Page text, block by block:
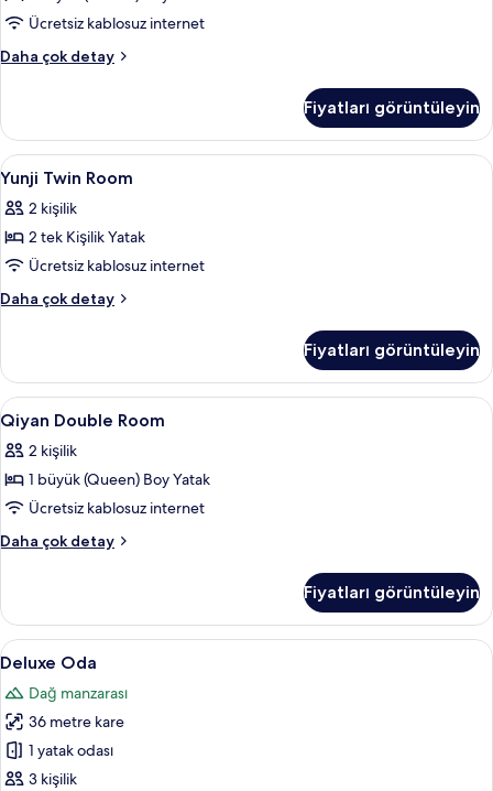
tüm
fotoğrafları
Ücretsiz kablosuz internet
Daha çok detay
Yunji
daha
fazla
detay
Fiyatları görüntüleyin
Yunji
Twin
Room
için
tüm
fotoğrafları
Kaliteli yatak takımı, ücretsiz minibar,
6
Yunji Twin Room
2 kişilik
2 tek Kişilik Yatak
Ücretsiz kablosuz internet
Daha çok detay
Yunji
daha
fazla
detay
Fiyatları görüntüleyin
Qiyan
Double
Room
için
tüm
fotoğrafları
Kaliteli yatak takımı, ücretsiz minibar,
12
Qiyan Double Room
2 kişilik
1 büyük (Queen) Boy Yatak
Ücretsiz kablosuz internet
Daha çok detay
Qiyan
daha
fazla
detay
Fiyatları görüntüleyin
Deluxe
Oda
için
tüm
fotoğrafları
görün
Deluxe Oda | Kaliteli yatak takımı,
11
Deluxe Oda
Dağ manzarası
36 metre kare
1 yatak odası
3 kişilik